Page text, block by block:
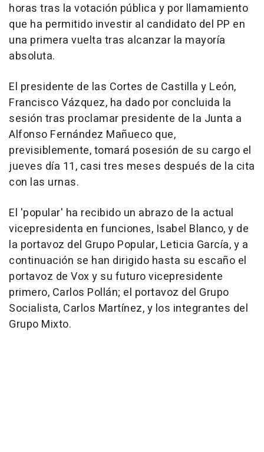
horas tras la votación pública y por llamamiento
que ha permitido investir al candidato del PP en
una primera vuelta tras alcanzar la mayoría
absoluta.
El presidente de las Cortes de Castilla y León,
Francisco Vázquez, ha dado por concluida la
sesión tras proclamar presidente de la Junta a
Alfonso Fernández Mañueco que,
previsiblemente, tomará posesión de su cargo el
jueves día 11, casi tres meses después de la cita
con las urnas.
El 'popular' ha recibido un abrazo de la actual
vicepresidenta en funciones, Isabel Blanco, y de
la portavoz del Grupo Popular, Leticia García, y a
continuación se han dirigido hasta su escaño el
portavoz de Vox y su futuro vicepresidente
primero, Carlos Pollán; el portavoz del Grupo
Socialista, Carlos Martínez, y los integrantes del
Grupo Mixto.